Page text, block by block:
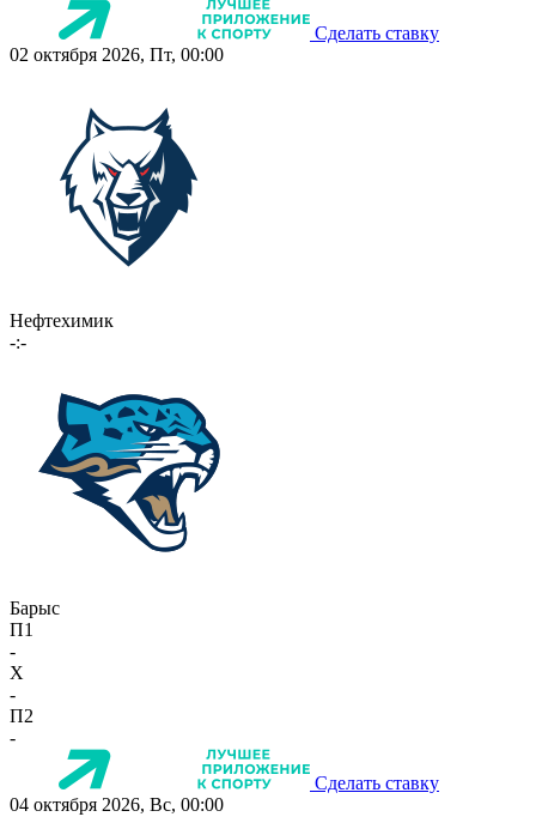
Сделать ставку
02 октября 2026, Пт, 00:00
Нефтехимик
-:-
Барыс
П1
-
X
-
П2
-
Сделать ставку
04 октября 2026, Вс, 00:00